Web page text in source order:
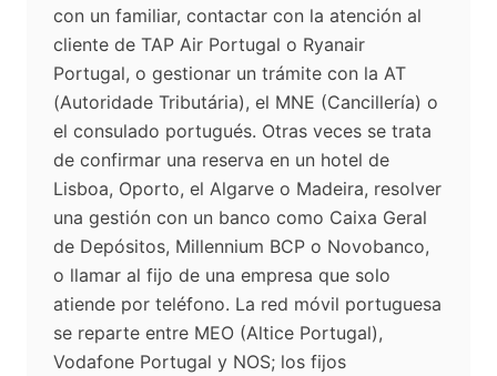
con un familiar, contactar con la atención al
cliente de TAP Air Portugal o Ryanair
Portugal, o gestionar un trámite con la AT
(Autoridade Tributária), el MNE (Cancillería) o
el consulado portugués. Otras veces se trata
de confirmar una reserva en un hotel de
Lisboa, Oporto, el Algarve o Madeira, resolver
una gestión con un banco como Caixa Geral
de Depósitos, Millennium BCP o Novobanco,
o llamar al fijo de una empresa que solo
atiende por teléfono. La red móvil portuguesa
se reparte entre MEO (Altice Portugal),
Vodafone Portugal y NOS; los fijos